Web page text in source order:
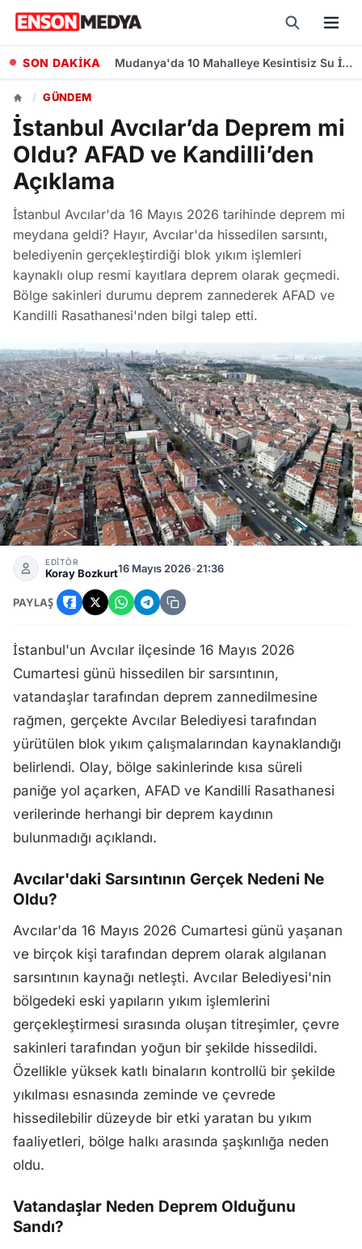
SON DAKİKA Mudanya'da 10 Mahalleye Kesintisiz Su İçin Yeni Depo Projesinde Yüzde 70 İlerleme
/ GÜNDEM
İstanbul Avcılar’da Deprem mi
Oldu? AFAD ve Kandilli’den
Açıklama
İstanbul Avcılar'da 16 Mayıs 2026 tarihinde deprem mi
meydana geldi? Hayır, Avcılar'da hissedilen sarsıntı,
belediyenin gerçekleştirdiği blok yıkım işlemleri
kaynaklı olup resmi kayıtlara deprem olarak geçmedi.
Bölge sakinleri durumu deprem zannederek AFAD ve
Kandilli Rasathanesi'nden bilgi talep etti.
Avcılar'da Hissedilen Sarsıntının Nedeni Ortaya Çıktı:
EDİTÖR
Koray Bozkurt16 Mayıs 2026•21:36
PAYLAŞ
İstanbul'un Avcılar ilçesinde 16 Mayıs 2026
Cumartesi günü hissedilen bir sarsıntının,
vatandaşlar tarafından deprem zannedilmesine
rağmen, gerçekte Avcılar Belediyesi tarafından
yürütülen blok yıkım çalışmalarından kaynaklandığı
belirlendi. Olay, bölge sakinlerinde kısa süreli
paniğe yol açarken, AFAD ve Kandilli Rasathanesi
verilerinde herhangi bir deprem kaydının
bulunmadığı açıklandı.
Avcılar'daki Sarsıntının Gerçek Nedeni Ne
Oldu?
Avcılar'da 16 Mayıs 2026 Cumartesi günü yaşanan
ve birçok kişi tarafından deprem olarak algılanan
sarsıntının kaynağı netleşti. Avcılar Belediyesi'nin
bölgedeki eski yapıların yıkım işlemlerini
gerçekleştirmesi sırasında oluşan titreşimler, çevre
sakinleri tarafından yoğun bir şekilde hissedildi.
Özellikle yüksek katlı binaların kontrollü bir şekilde
yıkılması esnasında zeminde ve çevrede
hissedilebilir düzeyde bir etki yaratan bu yıkım
faaliyetleri, bölge halkı arasında şaşkınlığa neden
oldu.
Vatandaşlar Neden Deprem Olduğunu
Sandı?